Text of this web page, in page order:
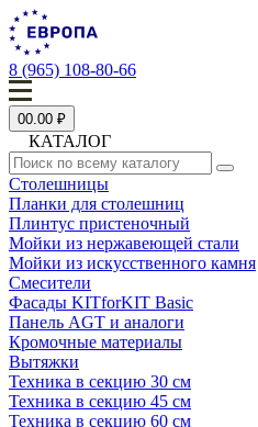
8 (965) 108-80-66
00.00 ₽
КАТАЛОГ
Столешницы
Планки для столешниц
Плинтус пристеночный
Мойки из нержавеющей стали
Мойки из искусственного камня
Смесители
Фасады KITforKIT Basic
Панель AGT и аналоги
Кромочные материалы
Вытяжки
Техника в секцию 30 см
Техника в секцию 45 см
Техника в секцию 60 см